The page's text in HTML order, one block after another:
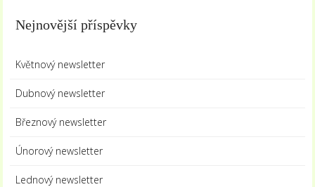
Nejnovější příspěvky
Květnový newsletter
Dubnový newsletter
Březnový newsletter
Únorový newsletter
Lednový newsletter